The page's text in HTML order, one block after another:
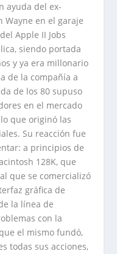
ayuda del ex-
Wayne en el garaje
Apple II Jobs
siendo portada
y ya era millonario
de la compañía a
de los 80 supuso
en el mercado
que originó las
Su reacción fue
a principios de
128K, que
que se comercializó
gráfica de
la línea de
con la
el mismo fundó,
todas sus acciones,